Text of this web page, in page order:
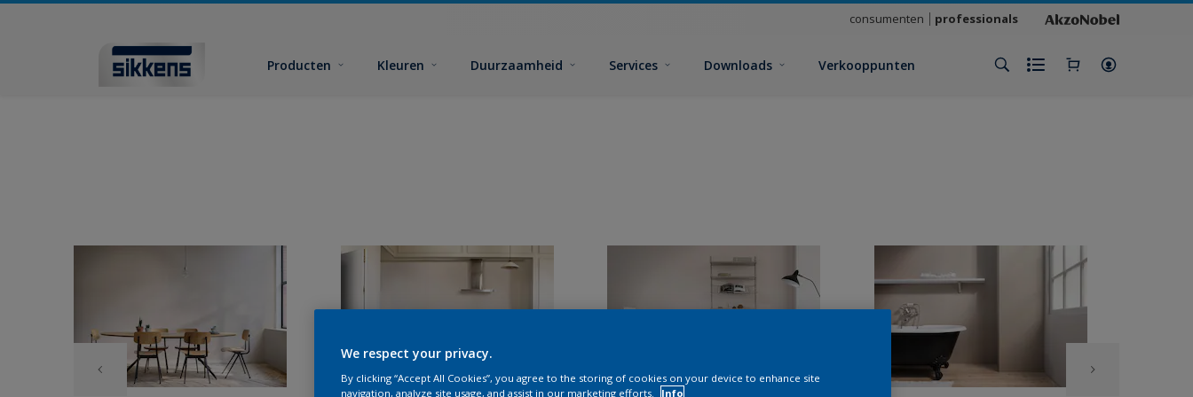
consumenten professionals
Producten Kleuren Duurzaamheid Services Downloads Verkooppunten
We respect your privacy.
By clicking “Accept All Cookies”, you agree to the storing of cookies on your device to enhance site
navigation, analyze site usage, and assist in our marketing efforts.
Info